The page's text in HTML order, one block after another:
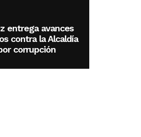
entrega avances
contra la Alcaldía
corrupción